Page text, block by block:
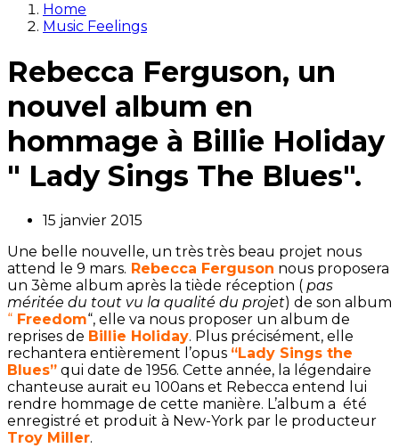
Home
Music Feelings
Rebecca Ferguson, un
nouvel album en
hommage à Billie Holiday
" Lady Sings The Blues".
15 janvier 2015
Une belle nouvelle, un très très beau projet nous
attend le 9 mars. Rebecca Ferguson nous proposera
un 3ème album après la tiède réception ( pas
méritée du tout vu la qualité du projet) de son album
“ Freedom“, elle va nous proposer un album de
reprises de Billie Holiday. Plus précisément, elle
rechantera entièrement l’opus “Lady Sings the
Blues” qui date de 1956. Cette année, la légendaire
chanteuse aurait eu 100ans et Rebecca entend lui
rendre hommage de cette manière. L’album a été
enregistré et produit à New-York par le producteur
Troy Miller.